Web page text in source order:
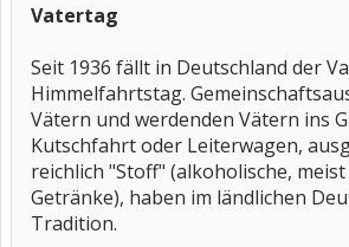
Vatertag
Seit 1936 fällt in Deutschland der
Himmelfahrtstag.
Vätern und werdenden Vätern ins
Kutschfahrt oder Leiterwagen,
reichlich "Stoff" (alkoholische,
Getränke), haben im ländlichen
Tradition.